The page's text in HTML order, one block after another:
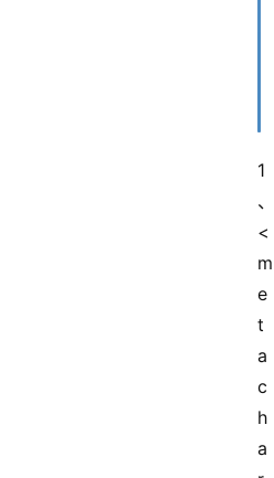
1
、
<
m
e
t
a
c
h
a